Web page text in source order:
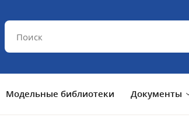
Модельные библиотеки Документы